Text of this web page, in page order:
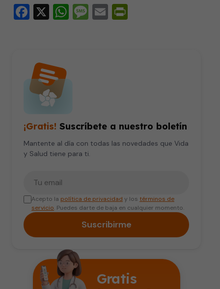
Facebook
X WhatsApp
Message
Email
¡Gratis! Suscríbete a nuestro boletín
Mantente al día con todas las novedades que Vida
y Salud tiene para ti.
Acepto la política de privacidad y los términos de
servicio. Puedes darte de baja en cualquier momento.
Suscribirme
Gratis